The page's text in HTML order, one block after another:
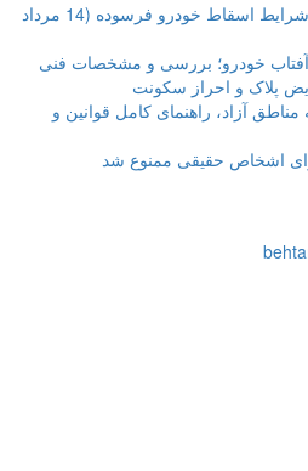
راهنمای کامل مراحل و شرایط اسقاط خودرو فرسوده (14 مرداد
پلاک و احراز سکونت
آزاد، راهنمای کامل قوانین و
اشخاص حقیقی ممنوع شد